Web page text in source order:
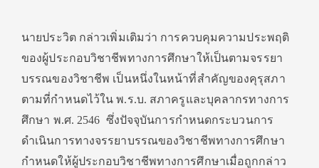
นายประวิต กล่าวเพิ่มเติมว่า การควบคุมความประพฤติ
ของผู้ประกอบวิชาชีพทางการศึกษาให้เป็นตามจรรยา
บรรณของวิชาชีพ เป็นหนึ่งในหน้าที่สำคัญของคุรุสภา
ตามที่กำหนดไว้ใน พ.ร.บ. สภาครูและบุคลากรทางการ
ศึกษา พ.ศ. 2546 ซึ่งปัจจุบันการกำหนดกระบวนการ
ดำเนินการทางจรรยาบรรณของวิชาชีพทางการศึกษา
กำหนดให้ผู้ประกอบวิชาชีพทางการศึกษาเมื่อถูกกล่าว